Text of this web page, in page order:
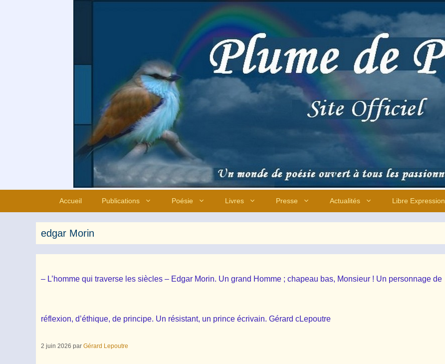
Accueil Publications Poésie Livres Presse Actualités Libre Expression
edgar Morin
– L’homme qui traverse les siècles – Edgar Morin. Un grand Homme ; chapeau bas, Monsieur ! Un personnage de
réflexion, d’éthique, de principe. Un résistant, un prince écrivain. Gérard cLepoutre
2 juin 2026 par Gérard Lepoutre